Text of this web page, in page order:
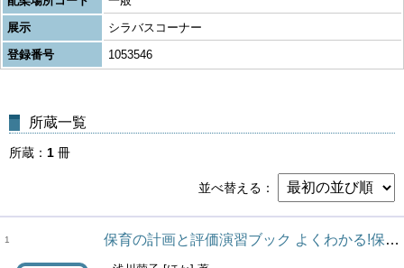
展示
シラバスコーナー
登録番号
1053546
所蔵一覧
所蔵 1 冊
並べ替える
1 保育の計画と評価演習ブック よくわかる!保育士エクササイズ ; 6